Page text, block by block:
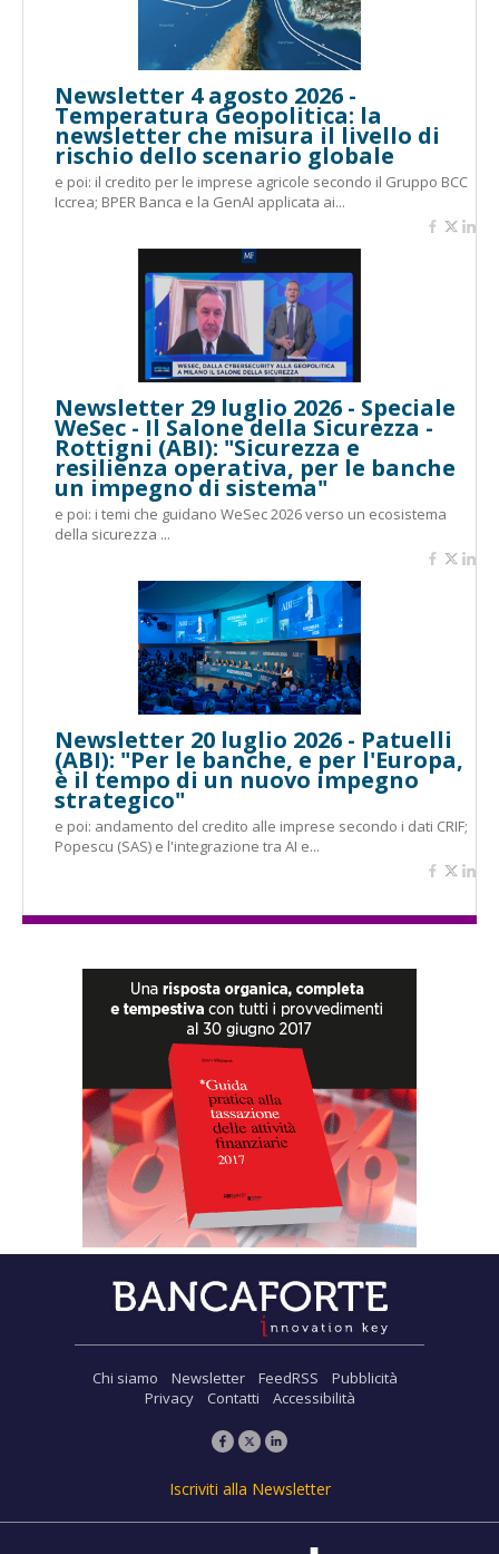
Newsletter 4 agosto 2026 -
Temperatura Geopolitica: la
newsletter che misura il livello di
rischio dello scenario globale
e poi: il credito per le imprese agricole secondo il Gruppo BCC
Iccrea; BPER Banca e la GenAI applicata ai...
Newsletter 29 luglio 2026 - Speciale
WeSec - Il Salone della Sicurezza -
Rottigni (ABI): "Sicurezza e
resilienza operativa, per le banche
un impegno di sistema"
e poi: i temi che guidano WeSec 2026 verso un ecosistema
della sicurezza ...
Newsletter 20 luglio 2026 - Patuelli
(ABI): "Per le banche, e per l'Europa,
è il tempo di un nuovo impegno
strategico"
e poi: andamento del credito alle imprese secondo i dati CRIF;
Popescu (SAS) e l'integrazione tra AI e...
Chi siamo Newsletter FeedRSS
Pubblicità
Privacy
Contatti Accessibilità
Iscriviti alla Newsletter